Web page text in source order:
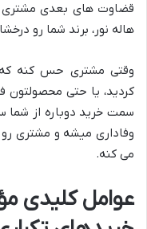
قضاوت های بعدی مشتری
هاله نور، برند شما رو
وقتی مشتری حس کنه
کردید، یا حتی محصولتون
سمت خرید دوباره از شما
وفاداری میشه و مشتری رو
می کنه.
عوامل کلیدی